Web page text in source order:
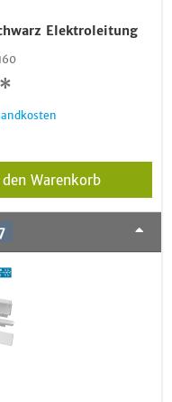
Elektroleitung
Warenkorb